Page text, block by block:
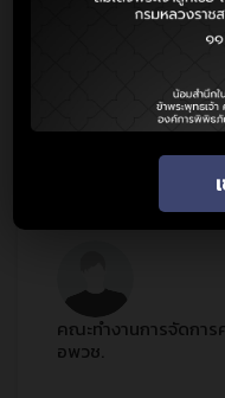
คุณไม่
เกี่ยวกับผู้สอน
คณะทำงานการจัดการ
อพวช.